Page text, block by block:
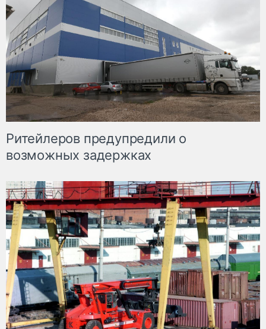
Ритейлеров предупредили о
возможных задержках